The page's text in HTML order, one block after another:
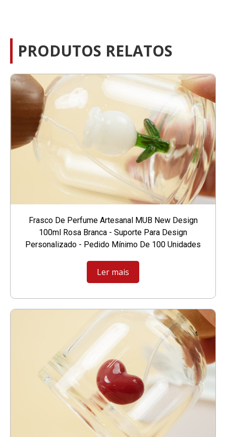
PRODUTOS RELATOS
Frasco De Perfume Artesanal MUB New Design
100ml Rosa Branca - Suporte Para Design
Personalizado - Pedido Mínimo De 100 Unidades
Ler mais